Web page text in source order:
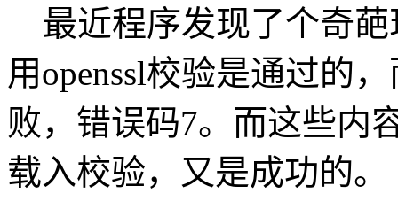
最近程序发现了个奇葩
用openssl校验是通过的
败，错误码7。而这些内
载入校验，又是成功的。